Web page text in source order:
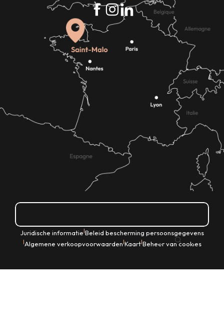
NL
Juridische informatie|Beleid bescherming persoonsgegevens
|Algemene verkoopvoorwaarden|Kaart|Beheer van cookies